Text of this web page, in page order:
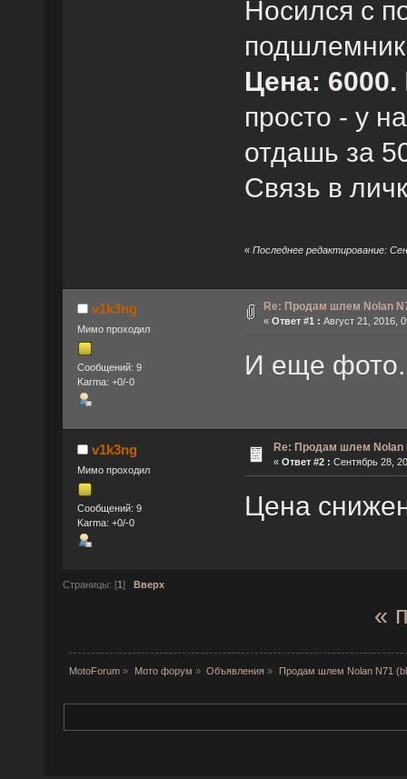
Носился с
подшлемник
Цена: 6000.
просто - у
отдашь за
Связь в
« Последнее редактирование:
v1k3ng
Мимо проходил
Сообщений: 9
Karma: +0/-0
Re: Продам шлем Nolan
« Ответ #1 : Август 21, 2016,
И еще фото.
v1k3ng
Мимо проходил
Сообщений: 9
Karma: +0/-0
Re: Продам шлем Nolan
« Ответ #2 : Сентябрь 28,
Цена
Страницы: [1] Вверх
«
MotoForum » Мото форум » Объявления » Продам шлем Nolan N71